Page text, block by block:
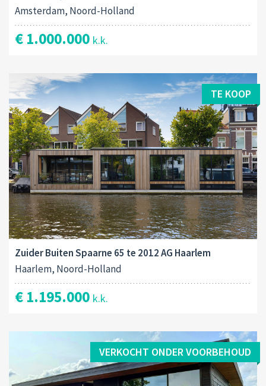
Amsterdam, Noord-Holland
€ 1.000.000 k.k.
TE KOOP
Zuider Buiten Spaarne 65 te 2012 AG Haarlem
Haarlem, Noord-Holland
€ 1.195.000 k.k.
VERKOCHT ONDER VOORBEHOUD